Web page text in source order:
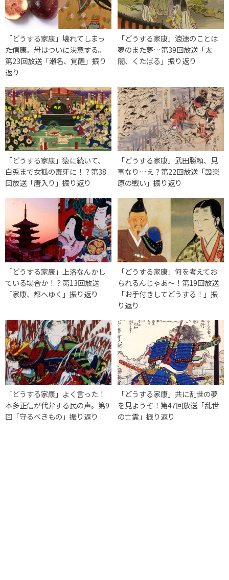
「どうする家康」壊れてしまっ
た信康。母はついに決意する。
第23回放送「瀬名、覚醒」振り
返り
「どうする家康」浪速のことは
夢のまた夢…第39回放送「太
閤、くたばる」振り返り
「どうする家康」猿に続いて、
白兎まで女狐の毒牙に！？第38
回放送「唐入り」振り返り
「どうする家康」武田勝頼、見
事なり…え？第22回放送「設楽
原の戦い」振り返り
「どうする家康」上洛なんかし
ている場合か！？第13回放送
「家康、都へゆく」振り返り
「どうする家康」何を考えてお
られるんじゃあ～！第19回放送
「お手付きしてどうする！」振
り返り
「どうする家康」よく言った！
本多正信が代弁する民の声。第9
回「守るべきもの」振り返り
「どうする家康」共に乱世の夢
を見ようぞ！第47回放送「乱世
の亡霊」振り返り